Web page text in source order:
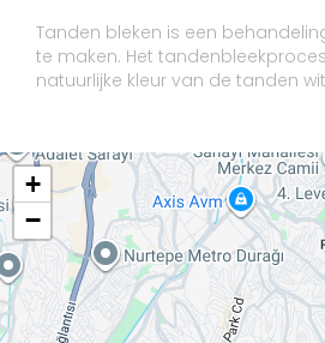
Tanden bleken is een
te maken. Het
natuurlijke kleur van de tanden
+
−